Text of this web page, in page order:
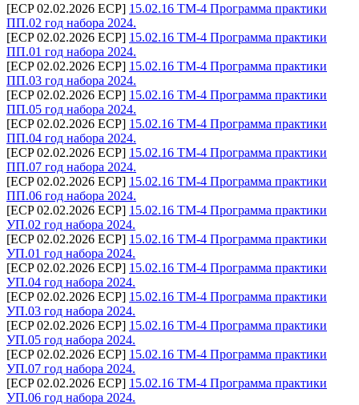
[ECP 02.02.2026 ECP] 15.02.16 ТМ-4 Программа практики
ПП.02 год набора 2024.
[ECP 02.02.2026 ECP] 15.02.16 ТМ-4 Программа практики
ПП.01 год набора 2024.
[ECP 02.02.2026 ECP] 15.02.16 ТМ-4 Программа практики
ПП.03 год набора 2024.
[ECP 02.02.2026 ECP] 15.02.16 ТМ-4 Программа практики
ПП.05 год набора 2024.
[ECP 02.02.2026 ECP] 15.02.16 ТМ-4 Программа практики
ПП.04 год набора 2024.
[ECP 02.02.2026 ECP] 15.02.16 ТМ-4 Программа практики
ПП.07 год набора 2024.
[ECP 02.02.2026 ECP] 15.02.16 ТМ-4 Программа практики
ПП.06 год набора 2024.
[ECP 02.02.2026 ECP] 15.02.16 ТМ-4 Программа практики
УП.02 год набора 2024.
[ECP 02.02.2026 ECP] 15.02.16 ТМ-4 Программа практики
УП.01 год набора 2024.
[ECP 02.02.2026 ECP] 15.02.16 ТМ-4 Программа практики
УП.04 год набора 2024.
[ECP 02.02.2026 ECP] 15.02.16 ТМ-4 Программа практики
УП.03 год набора 2024.
[ECP 02.02.2026 ECP] 15.02.16 ТМ-4 Программа практики
УП.05 год набора 2024.
[ECP 02.02.2026 ECP] 15.02.16 ТМ-4 Программа практики
УП.07 год набора 2024.
[ECP 02.02.2026 ECP] 15.02.16 ТМ-4 Программа практики
УП.06 год набора 2024.